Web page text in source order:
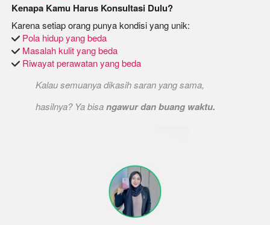
Kenapa Kamu Harus Konsultasi Dulu?
Pola hidup yang beda
Masalah kulit yang beda
Riwayat perawatan yang beda
Kalau semuanya dikasih saran yang sama,
hasilnya? Ya bisa ngawur dan buang waktu.